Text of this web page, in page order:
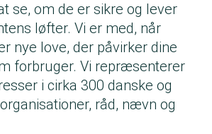
se, om de er sikre og lever
løfter. Vi er med, når
nye love, der påvirker dine
forbruger. Vi repræsenterer
i cirka 300 danske og
råd, nævn og